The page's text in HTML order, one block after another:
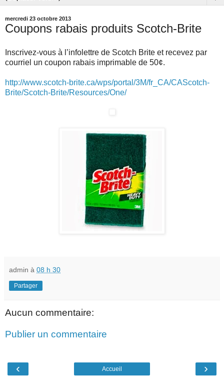
mercredi 23 octobre 2013
Coupons rabais produits Scotch-Brite
Inscrivez-vous à l’infolettre de Scotch Brite et recevez par
courriel un coupon rabais imprimable de 50¢.
http://www.scotch-brite.ca/wps/portal/3M/fr_CA/CAScotch-
Brite/Scotch-Brite/Resources/One/
admin à 08 h 30
Partager
Aucun commentaire:
Publier un commentaire
‹ ›
Accueil